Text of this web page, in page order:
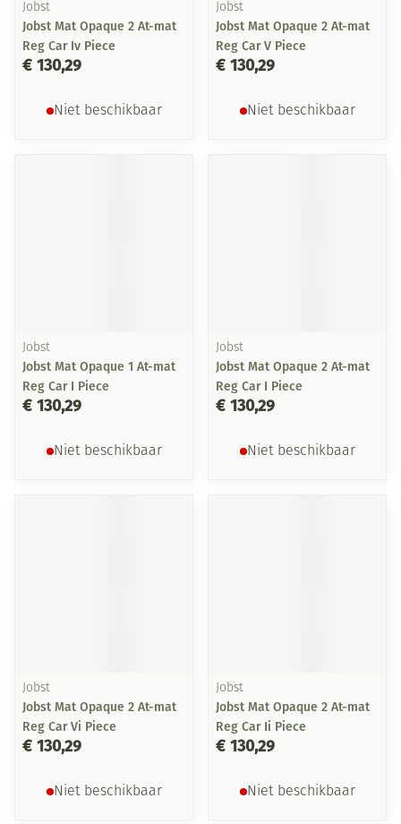
Jobst
Jobst Mat Opaque 2 At-mat
Reg Car Iv Piece
€ 130,29
Niet beschikbaar
Jobst
Jobst Mat Opaque 2 At-mat
Reg Car V Piece
€ 130,29
Niet beschikbaar
Jobst
Jobst Mat Opaque 1 At-mat
Reg Car I Piece
€ 130,29
Niet beschikbaar
Jobst
Jobst Mat Opaque 2 At-mat
Reg Car I Piece
€ 130,29
Niet beschikbaar
Jobst
Jobst Mat Opaque 2 At-mat
Reg Car Vi Piece
€ 130,29
Niet beschikbaar
Jobst
Jobst Mat Opaque 2 At-mat
Reg Car Ii Piece
€ 130,29
Niet beschikbaar